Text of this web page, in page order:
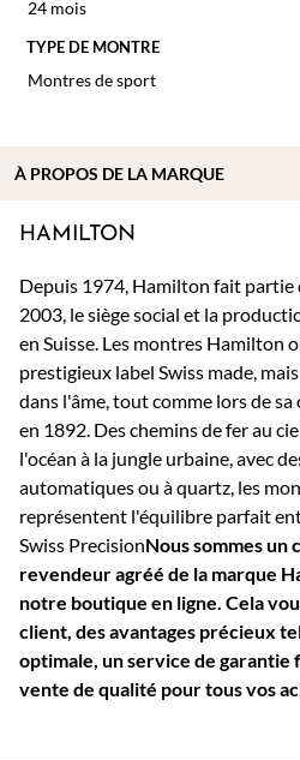
24 mois
TYPE DE MONTRE
Montres de sport
HAMILTON
Depuis 1974, Hamilton fait partie
2003, le siège social et la
en Suisse. Les montres Hamilton
prestigieux label Swiss made,
dans l'âme, tout comme lors de
en 1892. Des chemins de fer au
l'océan à la jungle urbaine, avec
automatiques ou à quartz, les
représentent l'équilibre parfait
Swiss PrecisionNous sommes
revendeur agréé de la marque
notre boutique en ligne. Cela
client, des avantages précieux
optimale, un service de garantie
vente de qualité pour tous vos
À PROPOS DE LA MARQUE